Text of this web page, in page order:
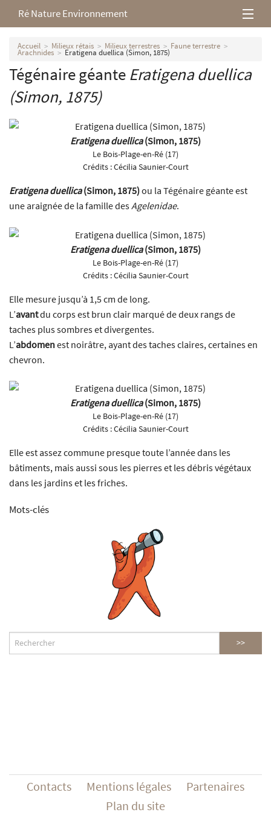
Ré Nature Environnement
L’association
Milieux rétais
Nos parutions
Accueil Milieux rétais Milieux terrestres Faune terrestre
Arachnides Eratigena duellica (Simon, 1875)
Tégénaire géante Eratigena duellica
(Simon, 1875)
Eratigena duellica(Simon, 1875)
Le Bois-Plage-en-Ré (17)
Crédits :Cécilia Saunier-Court
Eratigena duellica(Simon, 1875)ou la Tégénaire géante est
une araignée de la famille desAgelenidae.
Eratigena duellica(Simon, 1875)
Le Bois-Plage-en-Ré (17)
Crédits :Cécilia Saunier-Court
Elle mesure jusqu’à 1,5 cm de long.
L’avantdu corps est brun clair marqué de deux rangs de
taches plus sombres et divergentes.
L’abdomenest noirâtre, ayant des taches claires, certaines en
chevron.
Eratigena duellica(Simon, 1875)
Le Bois-Plage-en-Ré (17)
Crédits :Cécilia Saunier-Court
Elle est assez commune presque toute l’année dans les
bâtiments, mais aussi sous les pierres et les débris végétaux
dans les jardins et les friches.
Mots-clés
Contacts Mentions légales
Partenaires
Plan du site